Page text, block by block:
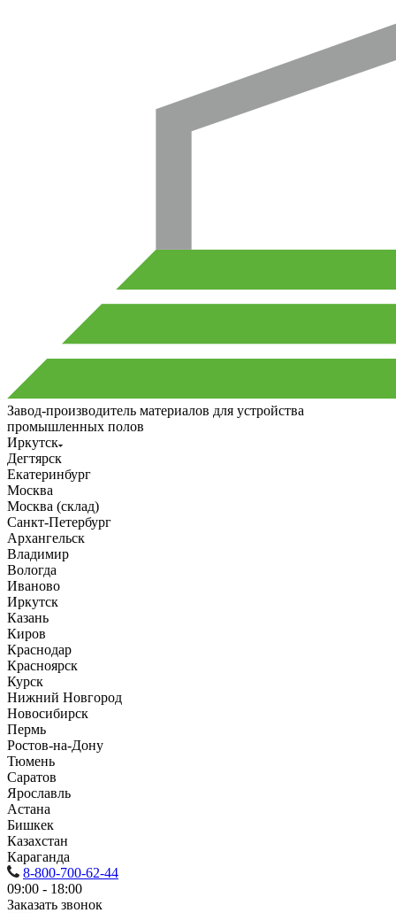
Завод-производитель материалов для устройства
промышленных полов
Иркутск
Дегтярск
Екатеринбург
Москва
Москва (склад)
Санкт-Петербург
Архангельск
Владимир
Вологда
Иваново
Иркутск
Казань
Киров
Краснодар
Красноярск
Курск
Нижний Новгород
Новосибирск
Пермь
Ростов-на-Дону
Тюмень
Саратов
Ярославль
Астана
Бишкек
Казахстан
Караганда
8-800-700-62-44
09:00 - 18:00
Заказать звонок